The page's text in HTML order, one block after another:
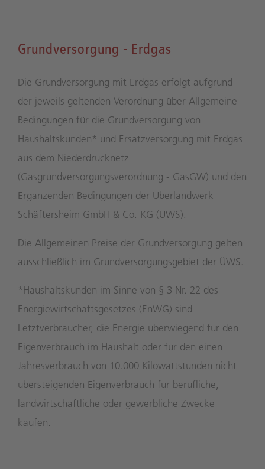
Grundversorgung - Erdgas
Die Grundversorgung mit Erdgas erfolgt aufgrund
der jeweils geltenden Verordnung über Allgemeine
Bedingungen für die Grundversorgung von
Haushaltskunden* und Ersatzversorgung mit Erdgas
aus dem Niederdrucknetz
(Gasgrundversorgungsverordnung - GasGW) und den
Ergänzenden Bedingungen der Überlandwerk
Schäftersheim GmbH & Co. KG (ÜWS).
Die Allgemeinen Preise der Grundversorgung gelten
ausschließlich im Grundversorgungsgebiet der ÜWS.
*Haushaltskunden im Sinne von § 3 Nr. 22 des
Energiewirtschaftsgesetzes (EnWG) sind
Letztverbraucher, die Energie überwiegend für den
Eigenverbrauch im Haushalt oder für den einen
Jahresverbrauch von 10.000 Kilowattstunden nicht
übersteigenden Eigenverbrauch für berufliche,
landwirtschaftliche oder gewerbliche Zwecke
kaufen.